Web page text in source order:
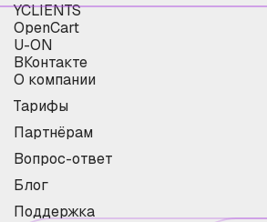
YCLIENTS
OpenCart
U-ON
ВКонтакте
О компании
Тарифы
Партнёрам
Вопрос-ответ
Блог
Поддержка